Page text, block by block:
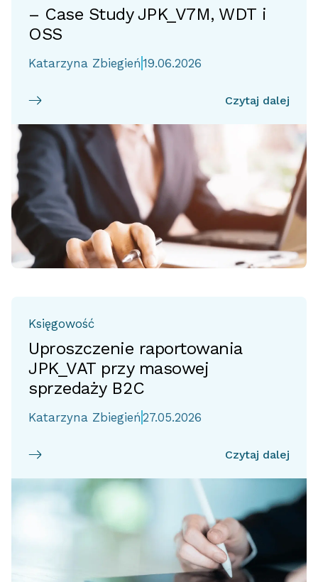
– Case Study JPK_V7M, WDT i
OSS
Katarzyna Zbiegień 19.06.2026
Czytaj dalej
Księgowość
Uproszczenie raportowania
JPK_VAT przy masowej
sprzedaży B2C
Katarzyna Zbiegień 27.05.2026
Czytaj dalej